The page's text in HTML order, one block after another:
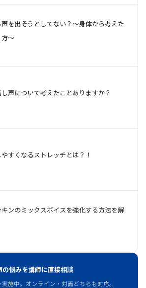
を出そうとしてない？〜身体から考えた
〜
声について考えたことありますか？
すくなるストレッチとは？！
ンのミックスボイスを強化する方法を解
の悩みを講師に直接相談
施中。オンライン・対面どちらも対応。